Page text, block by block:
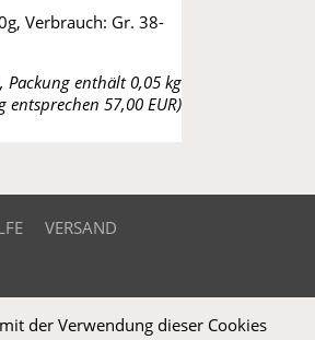
Verbrauch: Gr. 38-
, Packung enthält 0,05 kg
entsprechen 57,00 EUR)
VERSAND
der Verwendung dieser Cookies